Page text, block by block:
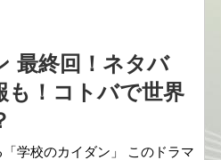
最終回！ネタバ
も！コトバで世界
学校のカイダン」 このドラマ